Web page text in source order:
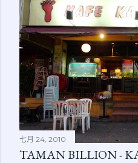
七月 24, 2010
TAMAN BILLION -